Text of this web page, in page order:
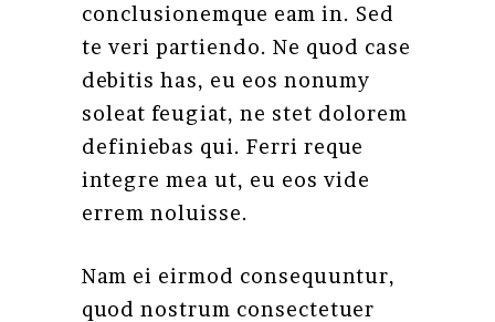
conclusionemque eam in. Sed
te veri partiendo. Ne quod case
debitis has, eu eos nonumy
soleat feugiat, ne stet dolorem
definiebas qui. Ferri reque
integre mea ut, eu eos vide
errem noluisse.
Nam ei eirmod consequuntur,
quod nostrum consectetuer